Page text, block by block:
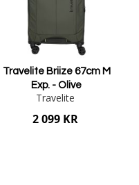
Travelite Briize 67cm M
Exp. - Olive
Travelite
2 099 KR